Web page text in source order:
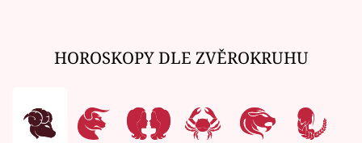
HOROSKOPY DLE ZVĚROKRUHU